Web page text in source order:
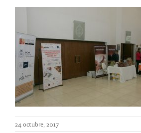
24 octubre, 2017